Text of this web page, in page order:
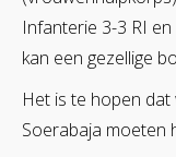
Infanterie 3-3 RI
kan een gezellige
Het is te hopen
Soerabaja moeten